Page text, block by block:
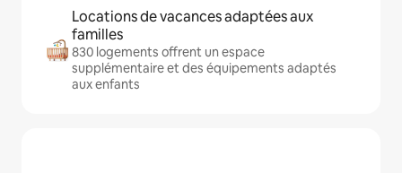
Locations de vacances adaptées aux
familles
830 logements offrent un espace
supplémentaire et des équipements adaptés
aux enfants